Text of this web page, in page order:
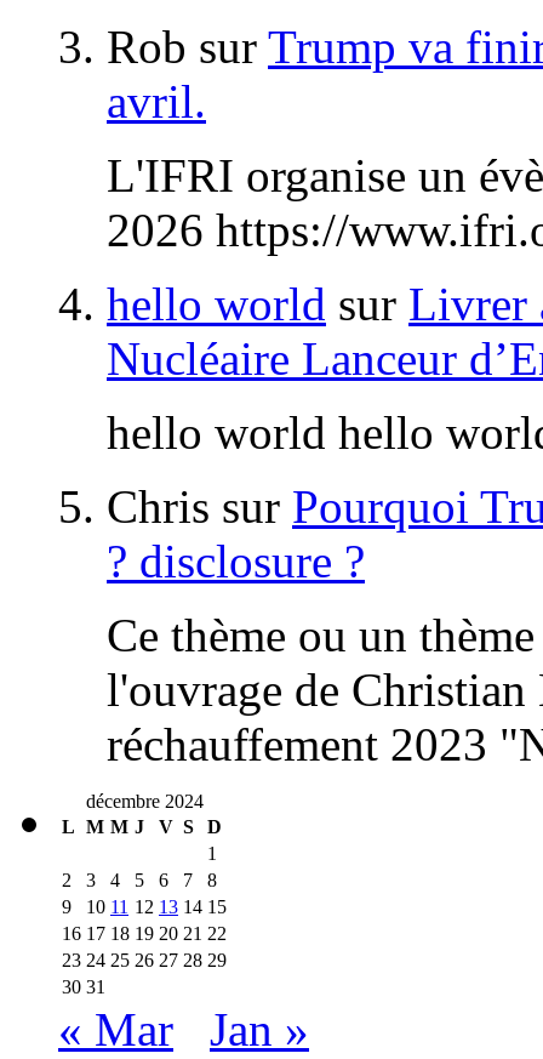
Rob sur Trump va
avril.
L'IFRI organise un
2026 https://
hello world sur Livrer
Nucléaire Lanceur
hello world hello
Chris sur Pourquoi
? disclosure ?
Ce thème ou un
l'ouvrage de
réchauffement 2023
décembre 2024
L M M J V S
D
1
2
3 4 5 6 7
8
9
10 11 12 13 14 15
16 17 18 19 20 21 22
23 24 25 26 27 28 29
30 31
« Mar
Jan »